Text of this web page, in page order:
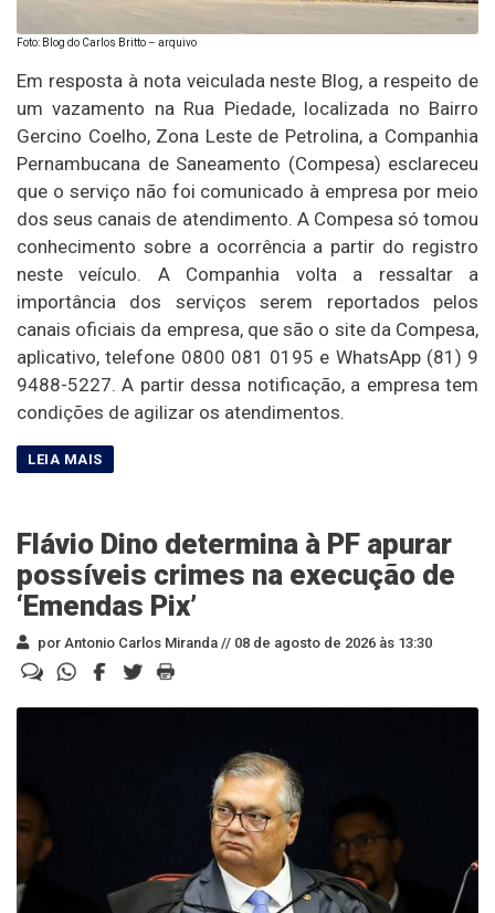
Foto: Blog do Carlos Britto – arquivo
Em resposta à nota veiculada neste Blog, a respeito de
um vazamento na Rua Piedade, localizada no Bairro
Gercino Coelho, Zona Leste de Petrolina, a Companhia
Pernambucana de Saneamento (Compesa) esclareceu
que o serviço não foi comunicado à empresa por meio
dos seus canais de atendimento. A Compesa só tomou
conhecimento sobre a ocorrência a partir do registro
neste veículo. A Companhia volta a ressaltar a
importância dos serviços serem reportados pelos
canais oficiais da empresa, que são o site da Compesa,
aplicativo, telefone 0800 081 0195 e WhatsApp (81) 9
9488-5227. A partir dessa notificação, a empresa tem
condições de agilizar os atendimentos.
Flávio Dino determina à PF apurar
possíveis crimes na execução de
‘Emendas Pix’
por Antonio Carlos Miranda // 08 de agosto de 2026 às 13:30